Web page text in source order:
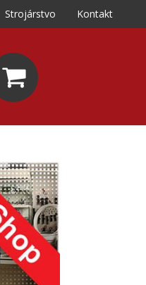
Strojárstvo Kontakt